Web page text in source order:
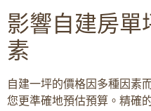
影響自建房單
素
自建一坪的價格因多種因素
您更準確地預估預算。精確